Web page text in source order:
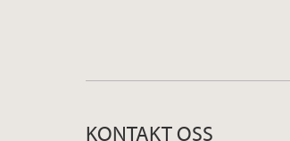
KONTAKT OSS